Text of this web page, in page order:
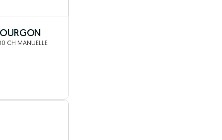
CH MANUELLE